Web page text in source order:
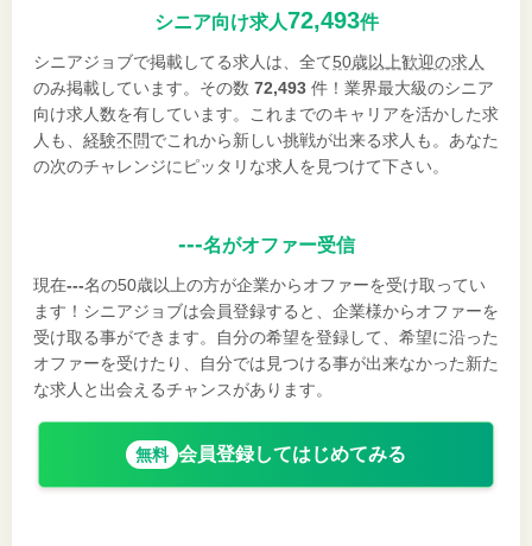
シニア向け求人72,493件
シニアジョブで掲載してる求人は、全て50歳以上歓迎の求人
のみ掲載しています。その数 72,493 件！業界最大級のシニア
向け求人数を有しています。これまでのキャリアを活かした求
人も、 経験不問でこれから新しい挑戦が出来る求人も。あなた
の次のチャレンジにピッタリな求人を見つけて下さい。
---名がオファー受信
現在---名の50歳以上の方が企業からオファーを受け取ってい
ます！シニアジョブは会員登録すると、企業様からオファーを
受け取る事ができます。自分の希望を登録して、希望に沿った
オファーを受けたり、自分では見つける事が出来なかった新た
な求人と出会えるチャンスがあります。
無料 会員登録してはじめてみる